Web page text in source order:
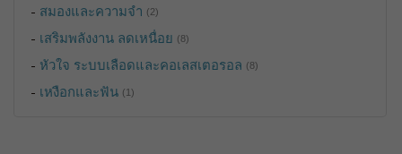
- สมองและความจำ (2)
- เสริมพลังงาน ลดเหนื่อย (8)
- หัวใจ ระบบเลือดและคอเลสเตอรอล (8)
- เหงือกและฟัน (1)